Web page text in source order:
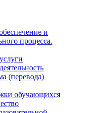
и
процесса.
(перевода)
обучающихся